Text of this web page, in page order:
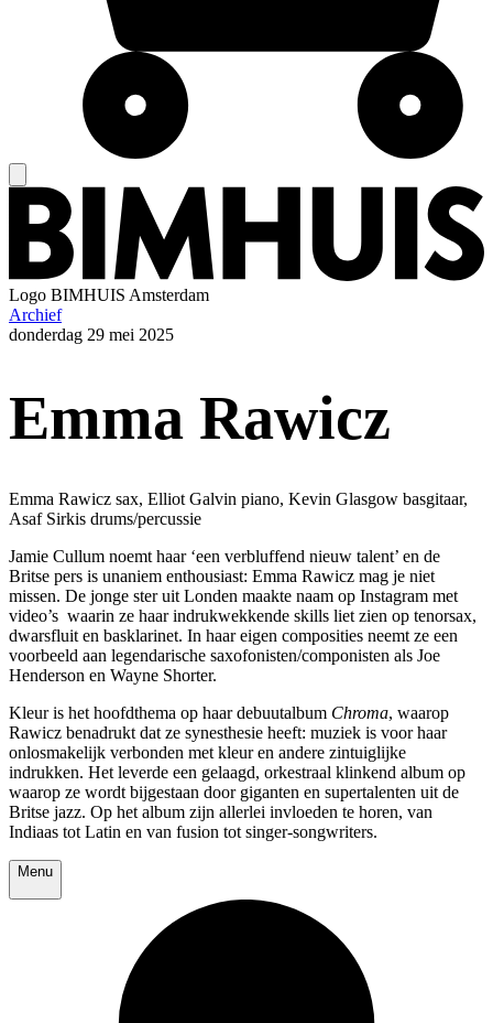
Logo BIMHUIS Amsterdam
Archief
donderdag 29 mei 2025
Emma Rawicz
Emma Rawicz sax, Elliot Galvin piano, Kevin Glasgow basgitaar,
Asaf Sirkis drums/percussie
Jamie Cullum noemt haar ‘een verbluffend nieuw talent’ en de
Britse pers is unaniem enthousiast: Emma Rawicz mag je niet
missen. De jonge ster uit Londen maakte naam op Instagram met
video’s waarin ze haar indrukwekkende skills liet zien op tenorsax,
dwarsfluit en basklarinet. In haar eigen composities neemt ze een
voorbeeld aan legendarische saxofonisten/componisten als Joe
Henderson en Wayne Shorter.
Kleur is het hoofdthema op haar debuutalbum Chroma, waarop
Rawicz benadrukt dat ze synesthesie heeft: muziek is voor haar
onlosmakelijk verbonden met kleur en andere zintuiglijke
indrukken. Het leverde een gelaagd, orkestraal klinkend album op
waarop ze wordt bijgestaan door giganten en supertalenten uit de
Britse jazz. Op het album zijn allerlei invloeden te horen, van
Indiaas tot Latin en van fusion tot singer-songwriters.
Menu